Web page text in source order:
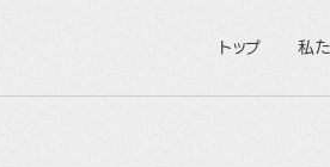
トップ 私